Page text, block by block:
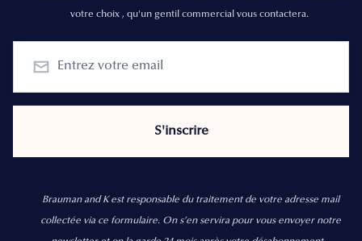
votre choix , qu'un gentil commercial vous contactera.
Brauman and K est responsable du traitement de votre adresse mail
collectée via ce formulaire. On s’en servira pour vous envoyer notre